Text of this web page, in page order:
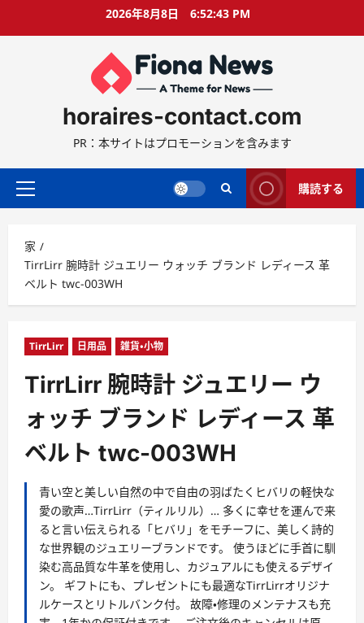
2026年8月8日 6:52:44 PM
horaires-contact.com
PR：本サイトはプロモーションを含みます
プ
マ
リ
ー
メ
ュ
購読する
家
TirrLirr 腕時計 ジュエリー ウォッチ ブランド レディース 革
ベルト twc-003WH
TirrLirr 日用品 雑貨・小物
TirrLirr 腕時計 ジュエリー ウ
ォッチ ブランド レディース 革
ベルト twc-003WH
青い空と美しい自然の中で自由の羽ばたくヒバリの軽快な
愛の歌声…TirrLirr（ティルリル）… 多くに幸せを運んで来
ると言い伝えられる「ヒバリ」をモチーフに、美しく詩的
な世界観のジュエリーブランドです。 使うほどに手首に馴
染む高品質な牛革を使用し、カジュアルにも使えるデザイ
ン。 ギフトにも、プレゼントにも最適なTirrLirrオリジナ
ルケースとリトルバンク付。 故障・修理のメンテナスも充